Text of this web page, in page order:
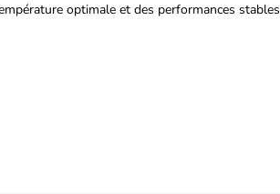
optimale et des performances stables